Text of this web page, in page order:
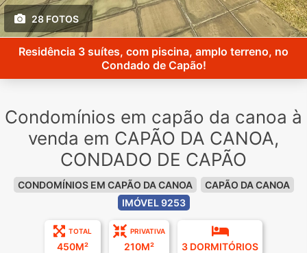
28 FOTOS
Residência 3 suítes, com piscina, amplo terreno, no
Condado de Capão!
Condomínios em capão da canoa à
venda em CAPÃO DA CANOA,
CONDADO DE CAPÃO
CONDOMÍNIOS EM CAPÃO DA CANOA
CAPÃO DA CANOA
IMÓVEL 9253
TOTAL
450M²
PRIVATIVA
210M² 3 DORMITÓRIOS